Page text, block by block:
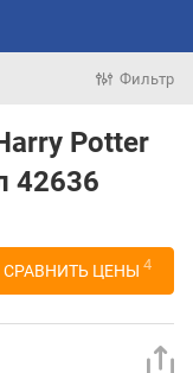
Фильтр
Potter
42636
СРАВНИТЬ ЦЕНЫ 4